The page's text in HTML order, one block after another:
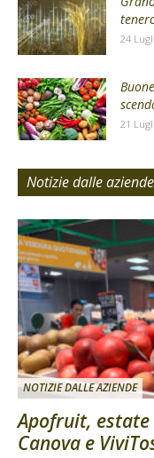
24
21
Notizie dalle aziende
NOTIZIE DALLE AZIENDE
Apofruit,
Canova e